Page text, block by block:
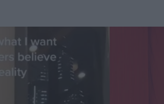
Χωρίς Ταμπέλες
Market News